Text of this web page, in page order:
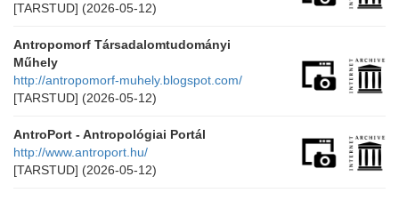
[TARSTUD] (2026-05-12)
Antropomorf Társadalomtudományi
Műhely
http://antropomorf-muhely.blogspot.com/
[TARSTUD] (2026-05-12)
AntroPort - Antropológiai Portál
http://www.antroport.hu/
[TARSTUD] (2026-05-12)